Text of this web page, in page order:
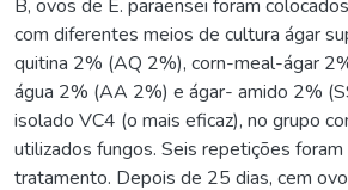
B, ovos de E. paraensei foram
com diferentes meios de cultura ágar
quitina 2% (AQ 2%), corn-meal-ágar
água 2% (AA 2%) e ágar- amido 2%
isolado VC4 (o mais eficaz), no grupo
utilizados fungos. Seis repetições
tratamento. Depois de 25 dias, cem